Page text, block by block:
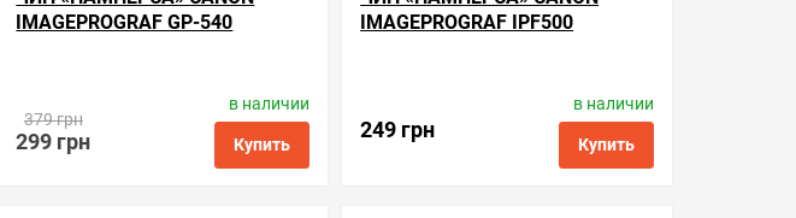
IMAGEPROGRAF GP-540
379 грн
299 грн
в наличии
Купить
Apex Microelectronics
Код товара:
cc.mc-30
IMAGEPROGRAF IPF500
249 грн
в наличии
Купить
Apex Microelectronics
Код товара:
cc.mc-05